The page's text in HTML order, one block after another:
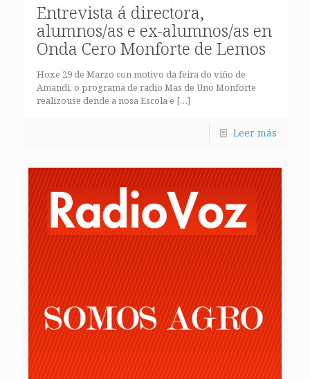
Entrevista á directora,
alumnos/as e ex-alumnos/as en
Onda Cero Monforte de Lemos
Hoxe 29 de Marzo con motivo da feira do viño de
Amandi, o programa de radio Mas de Uno Monforte
realizouse dende a nosa Escola e […]
Leer más